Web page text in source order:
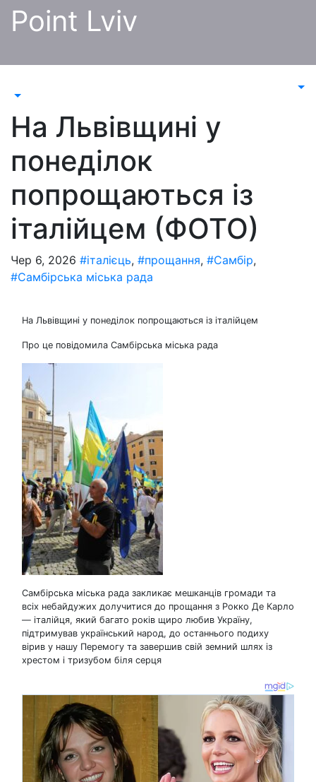
Перейти
Point Lviv
На Львівщині у
понеділок
попрощаються із
італійцем (ФОТО)
Чер 6, 2026 #італієць, #прощання, #Самбір,
#Самбірська міська рада
На Львівщині у понеділок попрощаються із італійцем
Про це повідомила Самбірська міська рада
Самбірська міська рада закликає мешканців громади та
всіх небайдужих долучитися до прощання з Рокко Де Карло
— італійця, який багато років щиро любив Україну,
підтримував український народ, до останнього подиху
вірив у нашу Перемогу та завершив свій земний шлях із
хрестом і тризубом біля серця